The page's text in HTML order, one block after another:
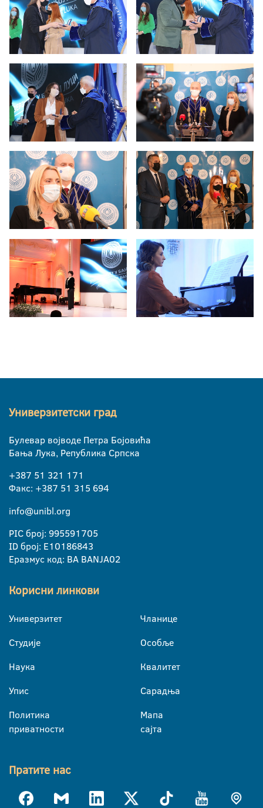
Универзитетски град
Булевар војводе Петра Бојовића
Бања Лука, Република Српска
+387 51 321 171
Факс: +387 51 315 694
info@unibl.org
PIC број: 995591705
ID број: E10186843
Еразмус код: BA BANJA02
Корисни линкови
Универзитет
Студије
Наука
Упис
Политика
приватности
Чланице
Особље
Квалитет
Сарадња
Мапа
сајта
Пратите нас